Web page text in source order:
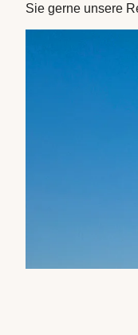
Sie gerne unsere